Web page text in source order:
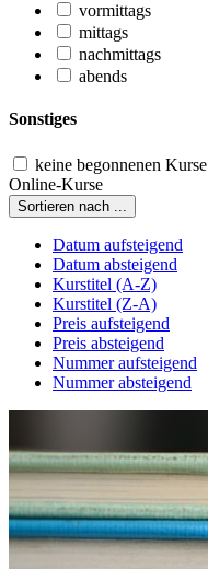
vormittags
mittags
nachmittags
abends
Sonstiges
keine begonnenen Kurse
Online-Kurse
Sortieren nach ...
Datum aufsteigend
Datum absteigend
Kurstitel (A-Z)
Kurstitel (Z-A)
Preis aufsteigend
Preis absteigend
Nummer aufsteigend
Nummer absteigend